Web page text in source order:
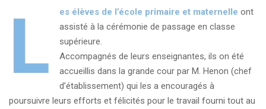
L es élèves de l’école primaire et maternelle ont
assisté à la cérémonie de passage en classe
supérieure.
Accompagnés de leurs enseignantes, ils on été
accueillis dans la grande cour par M. Henon (chef
d’établissement) qui les a encouragés à
poursuivre leurs efforts et félicités pour le travail fourni tout au